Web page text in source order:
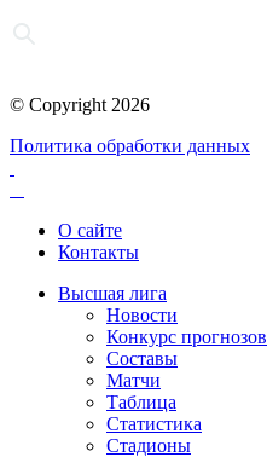
© Copyright 2026
Политика обработки данных
О сайте
Контакты
Высшая лига
Новости
Конкурс прогнозов
Составы
Матчи
Таблица
Статистика
Стадионы